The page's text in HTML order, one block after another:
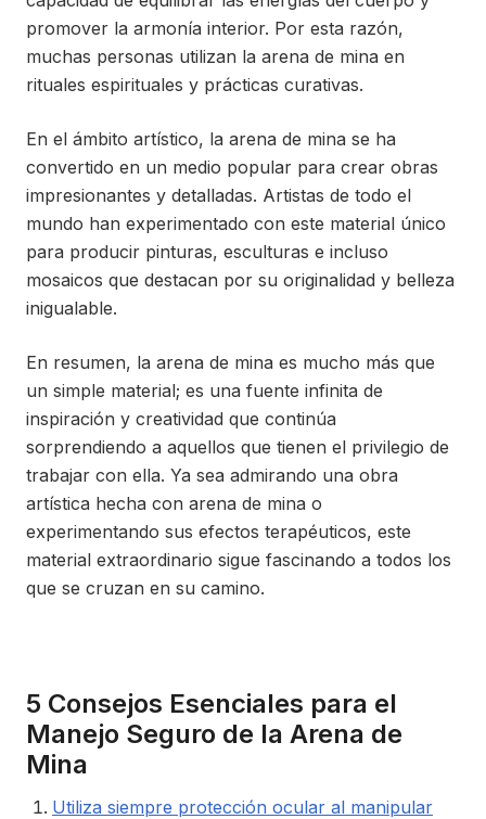
promover la armonía interior. Por esta razón,
muchas personas utilizan la arena de mina en
rituales espirituales y prácticas curativas.
En el ámbito artístico, la arena de mina se ha
convertido en un medio popular para crear obras
impresionantes y detalladas. Artistas de todo el
mundo han experimentado con este material único
para producir pinturas, esculturas e incluso
mosaicos que destacan por su originalidad y belleza
inigualable.
En resumen, la arena de mina es mucho más que
un simple material; es una fuente infinita de
inspiración y creatividad que continúa
sorprendiendo a aquellos que tienen el privilegio de
trabajar con ella. Ya sea admirando una obra
artística hecha con arena de mina o
experimentando sus efectos terapéuticos, este
material extraordinario sigue fascinando a todos los
que se cruzan en su camino.
5 Consejos Esenciales para el
Manejo Seguro de la Arena de
Mina
Utiliza siempre protección ocular al manipular